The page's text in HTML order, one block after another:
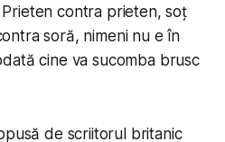
contra prieten, soț
soră, nimeni nu e în
cine va sucomba brusc
de scriitorul britanic